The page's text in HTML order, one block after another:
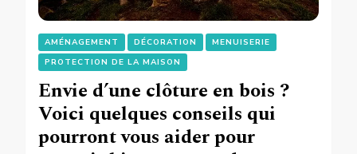
AMÉNAGEMENT DÉCORATION
MENUISERIE
PROTECTION DE LA MAISON
Envie d’une clôture en bois ?
Voici quelques conseils qui
pourront vous aider pour